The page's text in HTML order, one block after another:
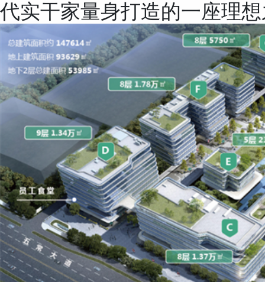
代实干家量身打造的一座理